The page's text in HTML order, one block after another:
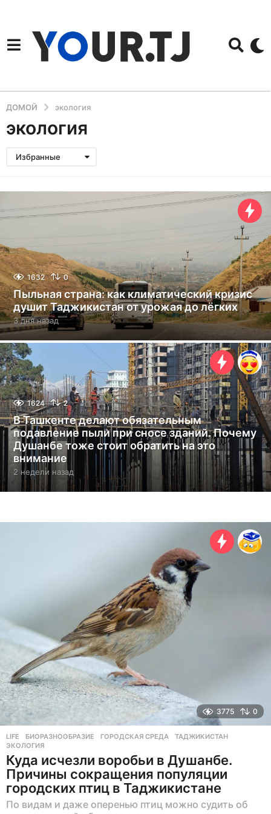
ДОМОЙ экология
экология
Избранные
1632 0
Пыльная страна: как климатический кризис
душит Таджикистан от урожая до лёгких
3 дня назад3
д
н
а
з
а
д
1624 2
В Ташкенте делают обязательным
подавление пыли при сносе зданий. Почему
Душанбе тоже стоит обратить на это
внимание
2 недели назад
н
е
3775 0
LIFE БИОРАЗНООБРАЗИЕ ,ГОРОДСКАЯ СРЕДА ,ТАДЖИКИСТАН
ЭКОЛОГИЯ
Куда исчезли воробьи в Душанбе.
Причины сокращения популяции
городских птиц в Таджикистане
По видам и даже оперенью птиц можно судить об